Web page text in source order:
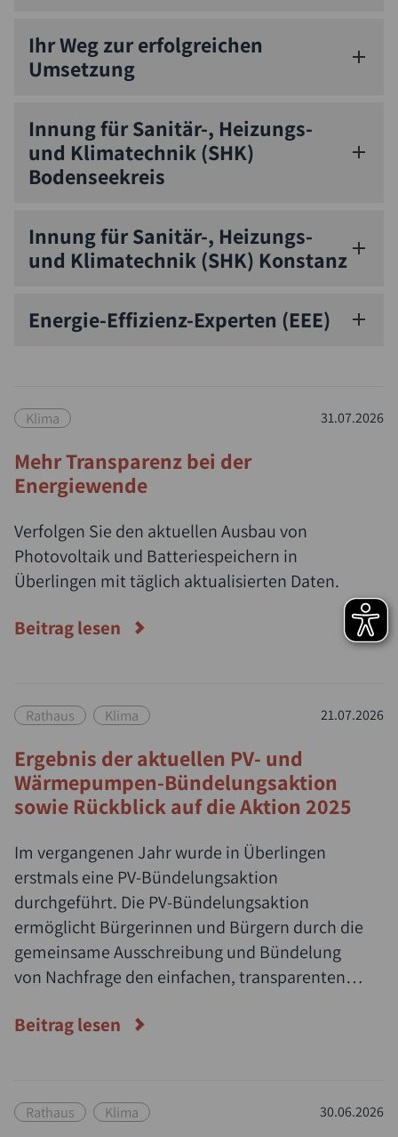
Ihr Weg zur erfolgreichen
Umsetzung
Innung für Sanitär-, Heizungs-
und Klimatechnik (SHK)
Bodenseekreis
Innung für Sanitär-, Heizungs-
und Klimatechnik (SHK) Konstanz
Energie-Effizienz-Experten (EEE)
Klima 31.07.2026
Mehr Transparenz bei der
Energiewende
Verfolgen Sie den aktuellen Ausbau von
Photovoltaik und Batteriespeichern in
Überlingen mit täglich aktualisierten Daten.
Beitrag lesen
Rathaus Klima 21.07.2026
Ergebnis der aktuellen PV- und
Wärmepumpen-Bündelungsaktion
sowie Rückblick auf die Aktion 2025
Im vergangenen Jahr wurde in Überlingen
erstmals eine PV-Bündelungsaktion
durchgeführt. Die PV-Bündelungsaktion
ermöglicht Bürgerinnen und Bürgern durch die
gemeinsame Ausschreibung und Bündelung
von Nachfrage den einfachen, transparenten
Photovoltaikanlagen in Zusammenarbeit mit
Beitrag lesen
Rathaus Klima 30.06.2026